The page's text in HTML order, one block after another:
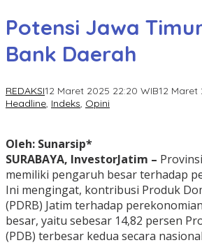
Potensi Jawa
Bank Daerah
REDAKSI12 Maret 2025 22:20 WIB12 Maret
Headline, Indeks, Opini
Oleh: Sunarsip*
SURABAYA, InvestorJatim –
memiliki pengaruh besar terhadap
Ini mengingat, kontribusi Produk
(PDRB) Jatim terhadap
besar, yaitu sebesar 14,82 persen
(PDB) terbesar kedua secara